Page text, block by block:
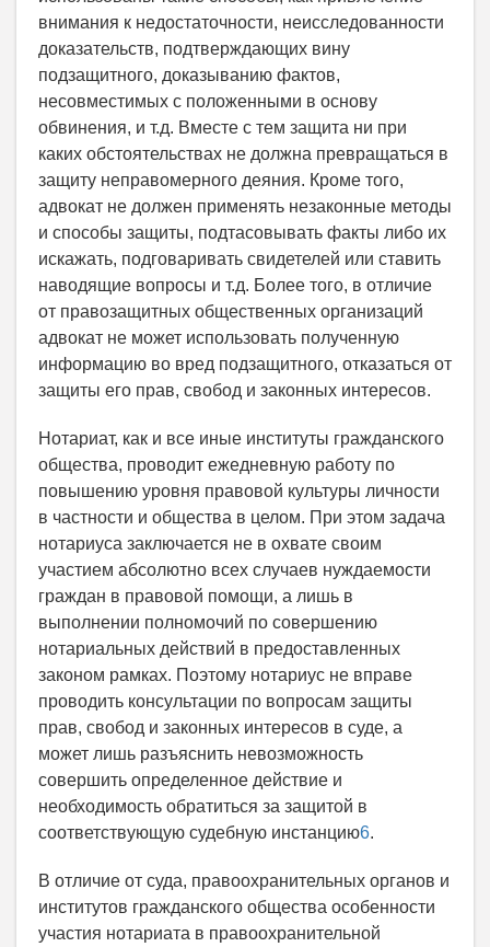
внимания к недостаточности, неисследованности
доказательств, подтверждающих вину
подзащитного, доказыванию фактов,
несовместимых с положенными в основу
обвинения, и т.д. Вместе с тем защита ни при
каких обстоятельствах не должна превращаться в
защиту неправомерного деяния. Кроме того,
адвокат не должен применять незаконные методы
и способы защиты, подтасовывать факты либо их
искажать, подговаривать свидетелей или ставить
наводящие вопросы и т.д. Более того, в отличие
от правозащитных общественных организаций
адвокат не может использовать полученную
информацию во вред подзащитного, отказаться от
защиты его прав, свобод и законных интересов.
Нотариат, как и все иные институты гражданского
общества, проводит ежедневную работу по
повышению уровня правовой культуры личности
в частности и общества в целом. При этом задача
нотариуса заключается не в охвате своим
участием абсолютно всех случаев нуждаемости
граждан в правовой помощи, а лишь в
выполнении полномочий по совершению
нотариальных действий в предоставленных
законом рамках. Поэтому нотариус не вправе
проводить консультации по вопросам защиты
прав, свобод и законных интересов в суде, а
может лишь разъяснить невозможность
совершить определенное действие и
необходимость обратиться за защитой в
соответствующую судебную инстанцию6.
В отличие от суда, правоохранительных органов и
институтов гражданского общества особенности
участия нотариата в правоохранительной